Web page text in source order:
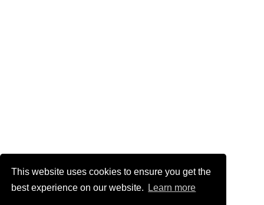
This website uses cookies to ensure you get the
best experience on our website.
Learn more